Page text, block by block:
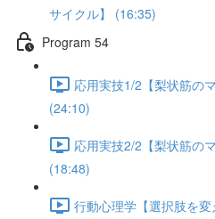
サイクル】 (16:35)
Program 54
応用実技1/2【梨状筋の
(24:10)
応用実技2/2【梨状筋の
(18:48)
行動心理学【選択肢を